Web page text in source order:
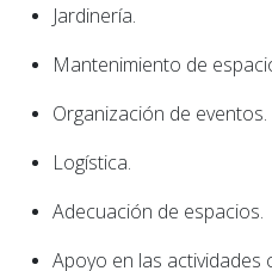
Jardinería.
Mantenimiento de
Organización de eventos.
Logística.
Adecuación de espacios.
Apoyo en las actividades